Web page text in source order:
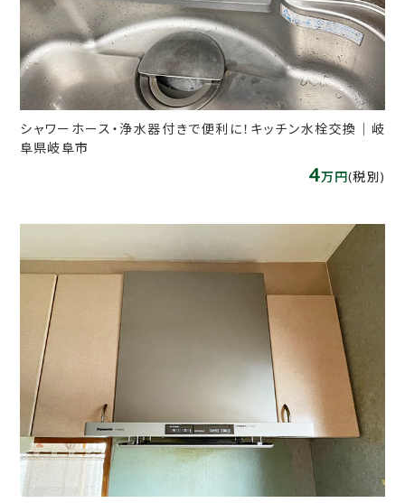
シャワーホース・浄水器付きで便利に！キッチン水栓交換｜岐
阜県岐阜市
4万円(税別)